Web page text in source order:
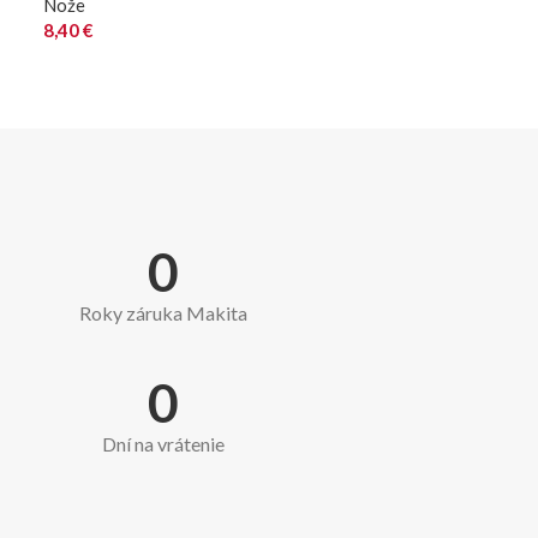
Nože
8,40€
0
Roky záruka Makita
0
Dní na vrátenie